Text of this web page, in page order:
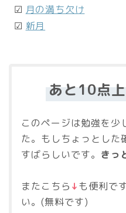
☑ 月の満ち欠け
☑ 新月
あと10点
このページは勉強を少
た。もしちょっとした
すばらしいです。 きっ
またこちら ↓も便利で
い。(無料です)